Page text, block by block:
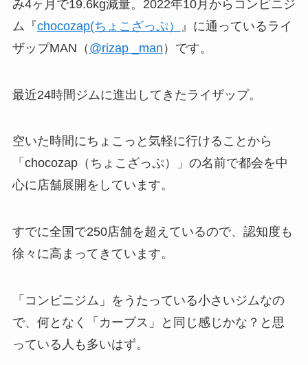
み4ヶ月で19.6kg減量。2022年10月からコンビニジ
ム『chocozap(ちょこざっぷ）
』に通っているライ
ザップMAN（ @rizap _man ）です。
最近24時間ジムに進出してきたライザップ。
空いた時間にちょこっと気軽に行けることから
「chocozap（ちょこざっぷ）」の名前で都会を中
心に店舗展開をしています。
すでに全国で250店舗を超えているので、認知度も
徐々に高まってきています。
「コンビニジム」をうたっている小さいジムなの
で、何となく「カーブス」と同じ感じかな？と思
っている人も多いはず。